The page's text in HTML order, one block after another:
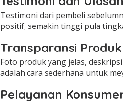
Testimoni dari pembeli
positif, semakin tinggi pula
Transparansi Produk
Foto produk yang jelas,
adalah cara sederhana untuk
Pelayanan